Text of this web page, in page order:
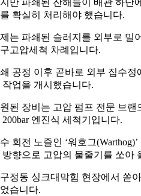
만 파쇄된 잔해들이 배관 하단
확실히 처리해야 했습니다.
는 파쇄된 슬러지를 외부로 밀
고압세척 차례입니다.
공정 이후 곧바로 외부 집수
작업을 개시했습니다.
된 장비는 고압 펌프 전문 브
200bar 엔진식 세척기입니다.
회전 노즐인 ‘워호그
방향으로 고압의 물줄기를 쏘아
정동 싱크대막힘 현장에서 쏟
습니다.